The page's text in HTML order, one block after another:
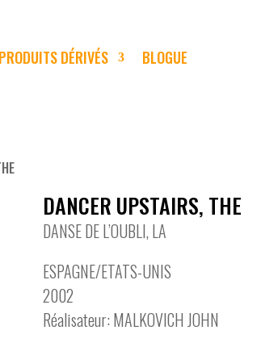
PRODUITS DÉRIVÉS BLOGUE
DANCER UPSTAIRS, THE
DANSE DE L’OUBLI, LA
ESPAGNE/ETATS-UNIS
2002
Réalisateur: MALKOVICH JOHN